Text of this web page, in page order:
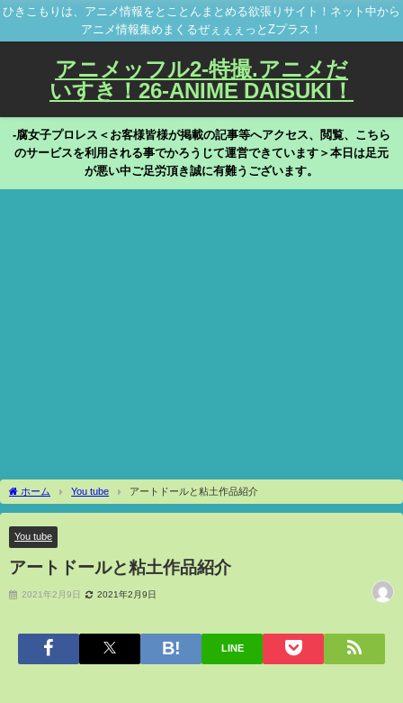
ひきこもりは、アニメ情報をとことんまとめる欲張りサイト！ネット中から
アニメ情報集めまくるぜぇぇぇっとZプラス！
アニメッフル2-特撮.アニメだ
いすき！26-ANIME DAISUKI！
-腐女子プロレス＜お客様皆様が掲載の記事等へアクセス、閲覧、こちら
のサービスを利用される事でかろうじて運営できています＞本日は足元
が悪い中ご足労頂き誠に有難うございます。
ホーム You tube アートドールと粘土作品紹介
You tube
アートドールと粘土作品紹介
2021年2月9日 2021年2月9日
LINE